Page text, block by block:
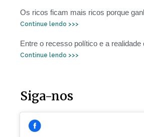
Os ricos ficam mais ricos porque
Continue lendo >>>
Entre o recesso político e a realidade
Continue lendo >>>
Siga-nos